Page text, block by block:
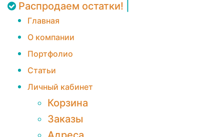
Распродаем остатки!
Главная
О компании
Портфолио
Статьи
Личный кабинет
Корзина
Заказы